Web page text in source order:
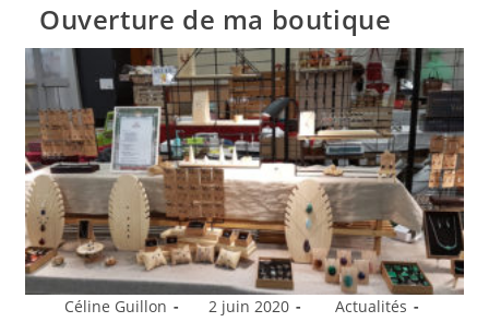
Ouverture de ma boutique
Auteur/autrice
Céline Guillon
Publication
2 juin 2020
PostActualités